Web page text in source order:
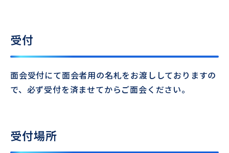
受付
面会受付にて面会者用の名札をお渡ししておりますの
で、必ず受付を済ませてからご面会ください。
受付場所